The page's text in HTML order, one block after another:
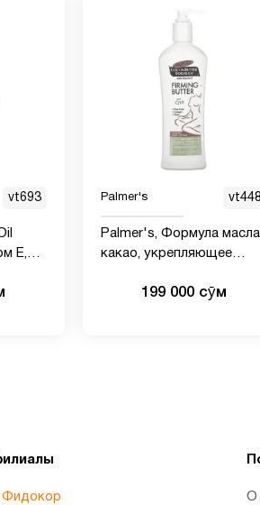
vt693
E,
Palmer's vt448
Palmer's, Формула масла
какао, укрепляющее
199 000 сӯм
Фидокор О